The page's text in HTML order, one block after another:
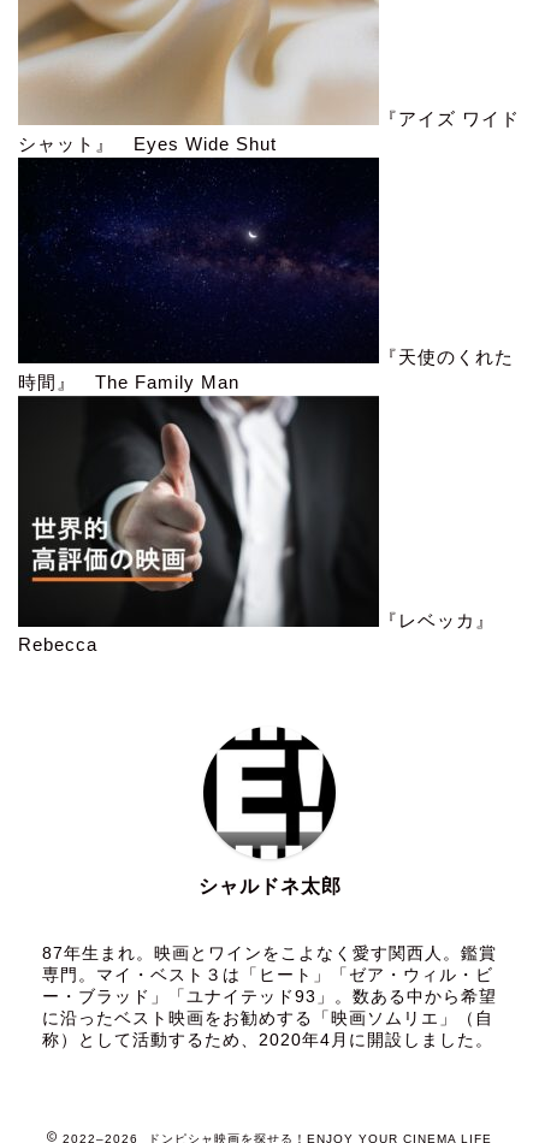
『アイズ ワイド
シャット』 Eyes Wide Shut
『天使のくれた
時間』 The Family Man
『レベッカ』
Rebecca
シャルドネ太郎
87年生まれ。映画とワインをこよなく愛す関西人。鑑賞
専門。マイ・ベスト３は「ヒート」「ゼア・ウィル・ビ
ー・ブラッド」「ユナイテッド93」。数ある中から希望
に沿ったベスト映画をお勧めする「映画ソムリエ」（自
称）として活動するため、2020年4月に開設しました。
2022–2026 ドンピシャ映画を探せる！ENJOY YOUR CINEMA LIFE